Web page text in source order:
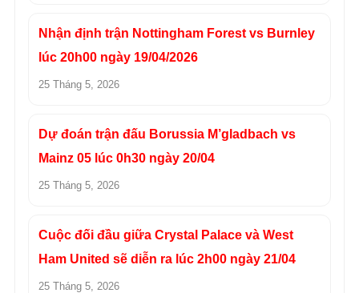
Nhận định trận Nottingham Forest vs Burnley
lúc 20h00 ngày 19/04/2026
25 Tháng 5, 2026
Dự đoán trận đấu Borussia M’gladbach vs
Mainz 05 lúc 0h30 ngày 20/04
25 Tháng 5, 2026
Cuộc đối đầu giữa Crystal Palace và West
Ham United sẽ diễn ra lúc 2h00 ngày 21/04
25 Tháng 5, 2026